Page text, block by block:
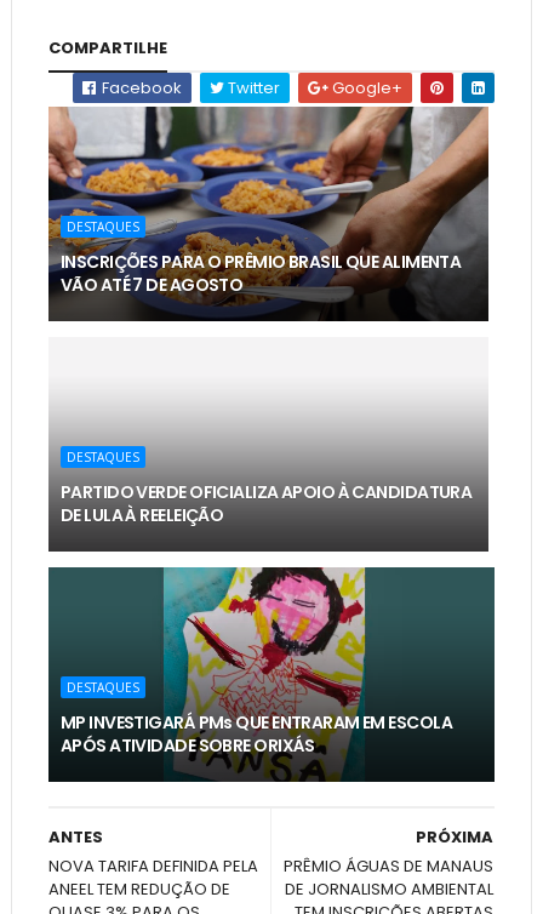
COMPARTILHE
Facebook
Twitter Google+
DESTAQUES
INSCRIÇÕES PARA O PRÊMIO BRASIL QUE ALIMENTA
VÃO ATÉ 7 DE AGOSTO
DESTAQUES
PARTIDO VERDE OFICIALIZA APOIO À CANDIDATURA
DE LULA À REELEIÇÃO
DESTAQUES
MP INVESTIGARÁ PMs QUE ENTRARAM EM ESCOLA
APÓS ATIVIDADE SOBRE ORIXÁS
PRÓXIMA
PRÊMIO ÁGUAS DE MANAUS
DE JORNALISMO AMBIENTAL
ANTES
NOVA TARIFA DEFINIDA PELA
ANEEL TEM REDUÇÃO DE